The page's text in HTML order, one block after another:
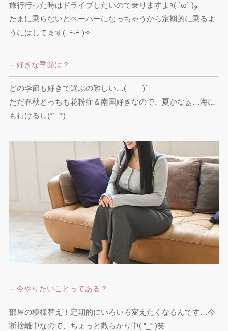
旅行行った時はドライブしたいので乗りますよ٩( ´ω` )و
たまに乗らないとペーパーになっちゃうから定期的に乗るよ
うにはしてます(  ｰ̀֊ｰ́ )✧︎
-- 好きな季節は？
どの季節も好きで選ぶの難しい…(  ¯ ¯ )ᐝ
ただ春秋どっちも花粉症＆南国好きなので、夏かなぁ…海に
も行けるし(*´ `*)
-- 今やりたいことってある？
部屋の模様替え！定期的にいろいろ変えたくなるんです…今
断捨離中なので、ちょっと散らかり中( ˟_˟ )笑